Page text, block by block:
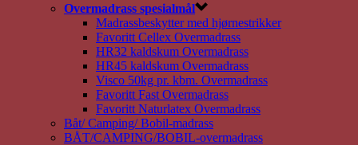
Overmadrass spesialmål
Madrassbeskytter med hjørnestrikker
Favoritt Cellex Overmadrass
HR32 kaldskum Overmadrass
HR45 kaldskum Overmadrass
Visco 50kg pr. kbm. Overmadrass
Favoritt Fast Overmadrass
Favoritt Naturlatex Overmadrass
Båt/ Camping/ Bobil-madrass
BÅT/CAMPING/BOBIL-overmadrass